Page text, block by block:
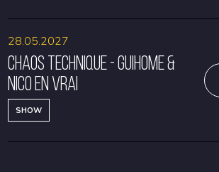
CHAOS TECHNIQUE - GUIHOME &
NICO EN VRAI
SHOW
28.05.2027